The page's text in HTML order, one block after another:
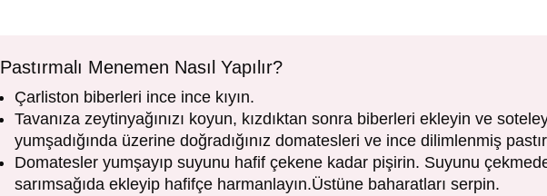
Pastırmalı Menemen Nasıl Yapılır?
Çarliston biberleri ince ince kıyın.
Tavanıza zeytinyağınızı koyun, kızdıktan sonra biberleri ekleyin ve
yumşadığında üzerine doğradığınız domatesleri ve ince dilimlenmiş
Domatesler yumşayıp suyunu hafif çekene kadar pişirin. Suyunu
sarımsağıda ekleyip hafifçe harmanlayın.Üstüne baharatları serpin.